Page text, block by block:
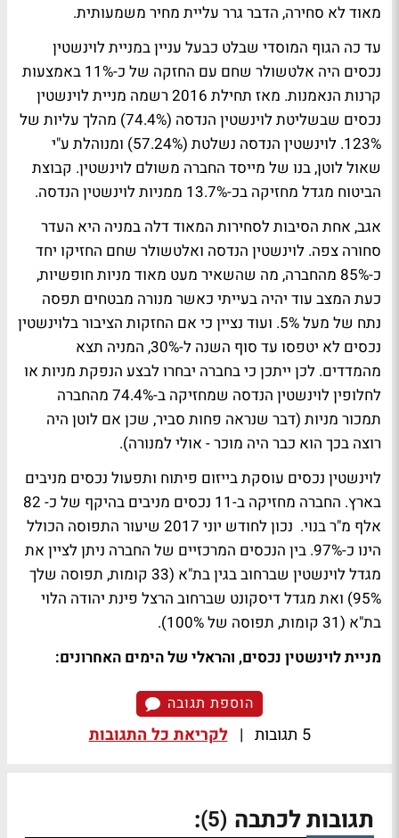
מאוד לא סחירה, הדבר גרר עליית מחיר משמעותית.
עד כה הגוף המוסדי שבלט כבעל עניין במניית לוינשטין
נכסים היה אלטשולר שחם עם החזקה של כ-11% באמצעות
קרנות הנאמנות. מאז תחילת 2016 רשמה מניית לוינשטין
נכסים שבשליטת לוינשטין הנדסה (74.4%) מהלך עליות של
123%. לוינשטין הנדסה נשלטת (57.24%) ומנוהלת ע"י
שאול לוטן, בנו של מייסד החברה משולם לוינשטין. קבוצת
הביטוח מגדל מחזיקה בכ-13.7% ממניות לוינשטין הנדסה.
אגב, אחת הסיבות לסחירות המאוד דלה במניה היא העדר
סחורה צפה. לוינשטין הנדסה ואלטשולר שחם החזיקו יחד
כ-85% מהחברה, מה שהשאיר מעט מאוד מניות חופשיות,
כעת המצב עוד יהיה בעייתי כאשר מנורה מבטחים תפסה
נתח של מעל 5%. ועוד נציין כי אם החזקות הציבור בלוינשטין
נכסים לא יטפסו עד סוף השנה ל-30%, המניה תצא
מהמדדים. לכן ייתכן כי בחברה יבחרו לבצע הנפקת מניות או
לחלופין לוינשטין הנדסה שמחזיקה ב-74.4% מהחברה
תמכור מניות (דבר שנראה פחות סביר, שכן אם לוטן היה
רוצה בכך הוא כבר היה מוכר - אולי למנורה).
לוינשטין נכסים עוסקת בייזום פיתוח ותפעול נכסים מניבים
בארץ. החברה מחזיקה ב-11 נכסים מניבים בהיקף של כ- 82
אלף מ"ר בנוי. נכון לחודש יוני 2017 שיעור התפוסה הכולל
הינו כ-97%. בין הנכסים המרכזיים של החברה ניתן לציין את
מגדל לוינשטין שברחוב בגין בת"א (33 קומות, תפוסה שלך
95%) ואת מגדל דיסקונט שברחוב הרצל פינת יהודה הלוי
בת"א (31 קומות, תפוסה של 100%).
מניית לוינשטין נכסים, והראלי של הימים האחרונים:
הוספת תגובה
5 תגובות | לקריאת כל התגובות
תגובות לכתבה (5)
: